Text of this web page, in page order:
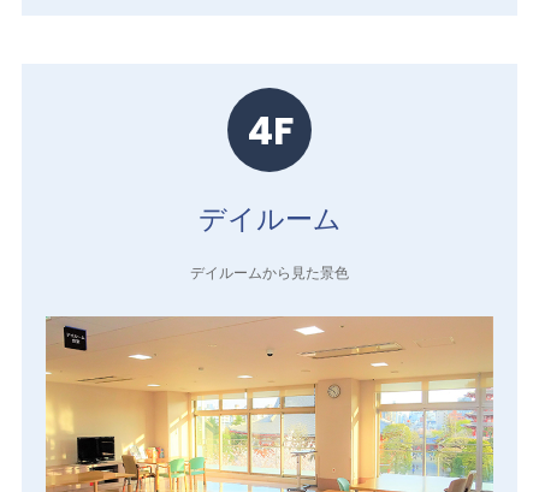
4F
デイルーム
デイルームから見た景色